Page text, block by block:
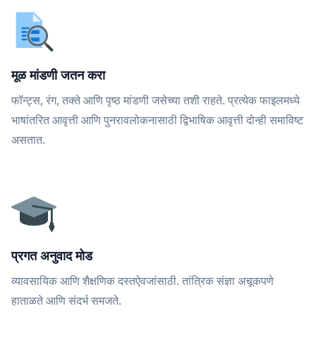
मूळ मांडणी जतन करा
फॉन्ट्स, रंग, तक्ते आणि पृष्ठ मांडणी जसेच्या तशी राहते. प्रत्येक फाइलमध्ये
भाषांतरित आवृत्ती आणि पुनरावलोकनासाठी द्विभाषिक आवृत्ती दोन्ही समाविष्ट
असतात.
प्रगत अनुवाद मोड
व्यावसायिक आणि शैक्षणिक दस्तऐवजांसाठी. तांत्रिक संज्ञा अचूकपणे
हाताळते आणि संदर्भ समजते.